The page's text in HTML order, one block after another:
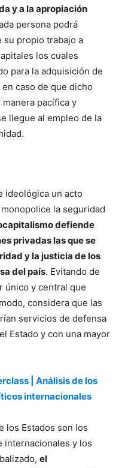
y a la apropiación
persona podrá
propio trabajo a
los cuales
para la adquisición de
caso de que dicho
pacífica y
llegue al empleo de la
ideológica un acto
la seguridad
defiende
privadas las que se
y la justicia de los
del país. Evitando de
único y central que
considera que las
servicios de defensa
Estado y con una mayor
| Análisis de los
internacionales
los Estados son los
internacionales y los
el